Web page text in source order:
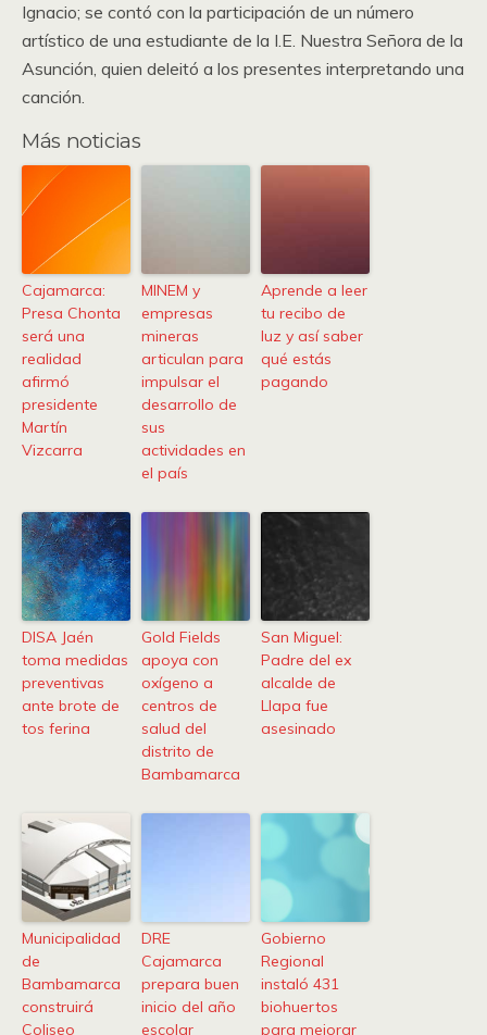
Ignacio; se contó con la participación de un número
artístico de una estudiante de la I.E. Nuestra Señora de la
Asunción, quien deleitó a los presentes interpretando una
canción.
Más noticias
Cajamarca:
Presa Chonta
será una
realidad
afirmó
presidente
Martín
Vizcarra
MINEM y
empresas
mineras
articulan para
impulsar el
desarrollo de
sus
actividades en
el país
Aprende a leer
tu recibo de
luz y así saber
qué estás
pagando
DISA Jaén
toma medidas
preventivas
ante brote de
tos ferina
Gold Fields
apoya con
oxígeno a
centros de
salud del
distrito de
Bambamarca
San Miguel:
Padre del ex
alcalde de
Llapa fue
asesinado
Municipalidad
de
Bambamarca
construirá
Coliseo
DRE
Cajamarca
prepara buen
inicio del año
escolar
Gobierno
Regional
instaló 431
biohuertos
para mejorar